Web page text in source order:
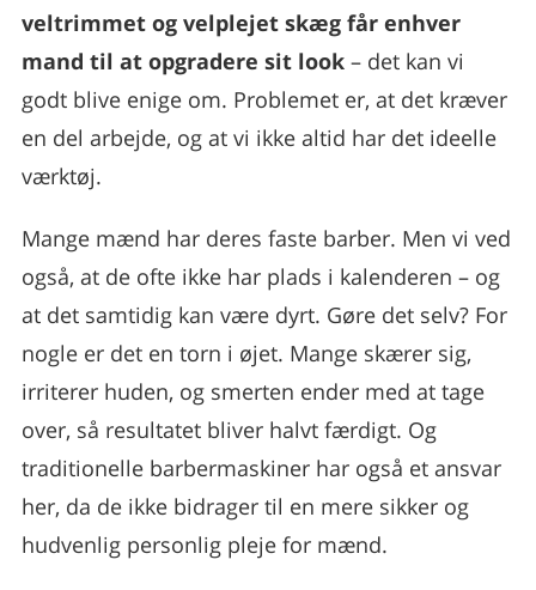
veltrimmet og velplejet skæg får enhver
mand til at opgradere sit look – det kan vi
godt blive enige om. Problemet er, at det kræver
en del arbejde, og at vi ikke altid har det ideelle
værktøj.
Mange mænd har deres faste barber. Men vi ved
også, at de ofte ikke har plads i kalenderen – og
at det samtidig kan være dyrt. Gøre det selv? For
nogle er det en torn i øjet. Mange skærer sig,
irriterer huden, og smerten ender med at tage
over, så resultatet bliver halvt færdigt. Og
traditionelle barbermaskiner har også et ansvar
her, da de ikke bidrager til en mere sikker og
hudvenlig personlig pleje for mænd.